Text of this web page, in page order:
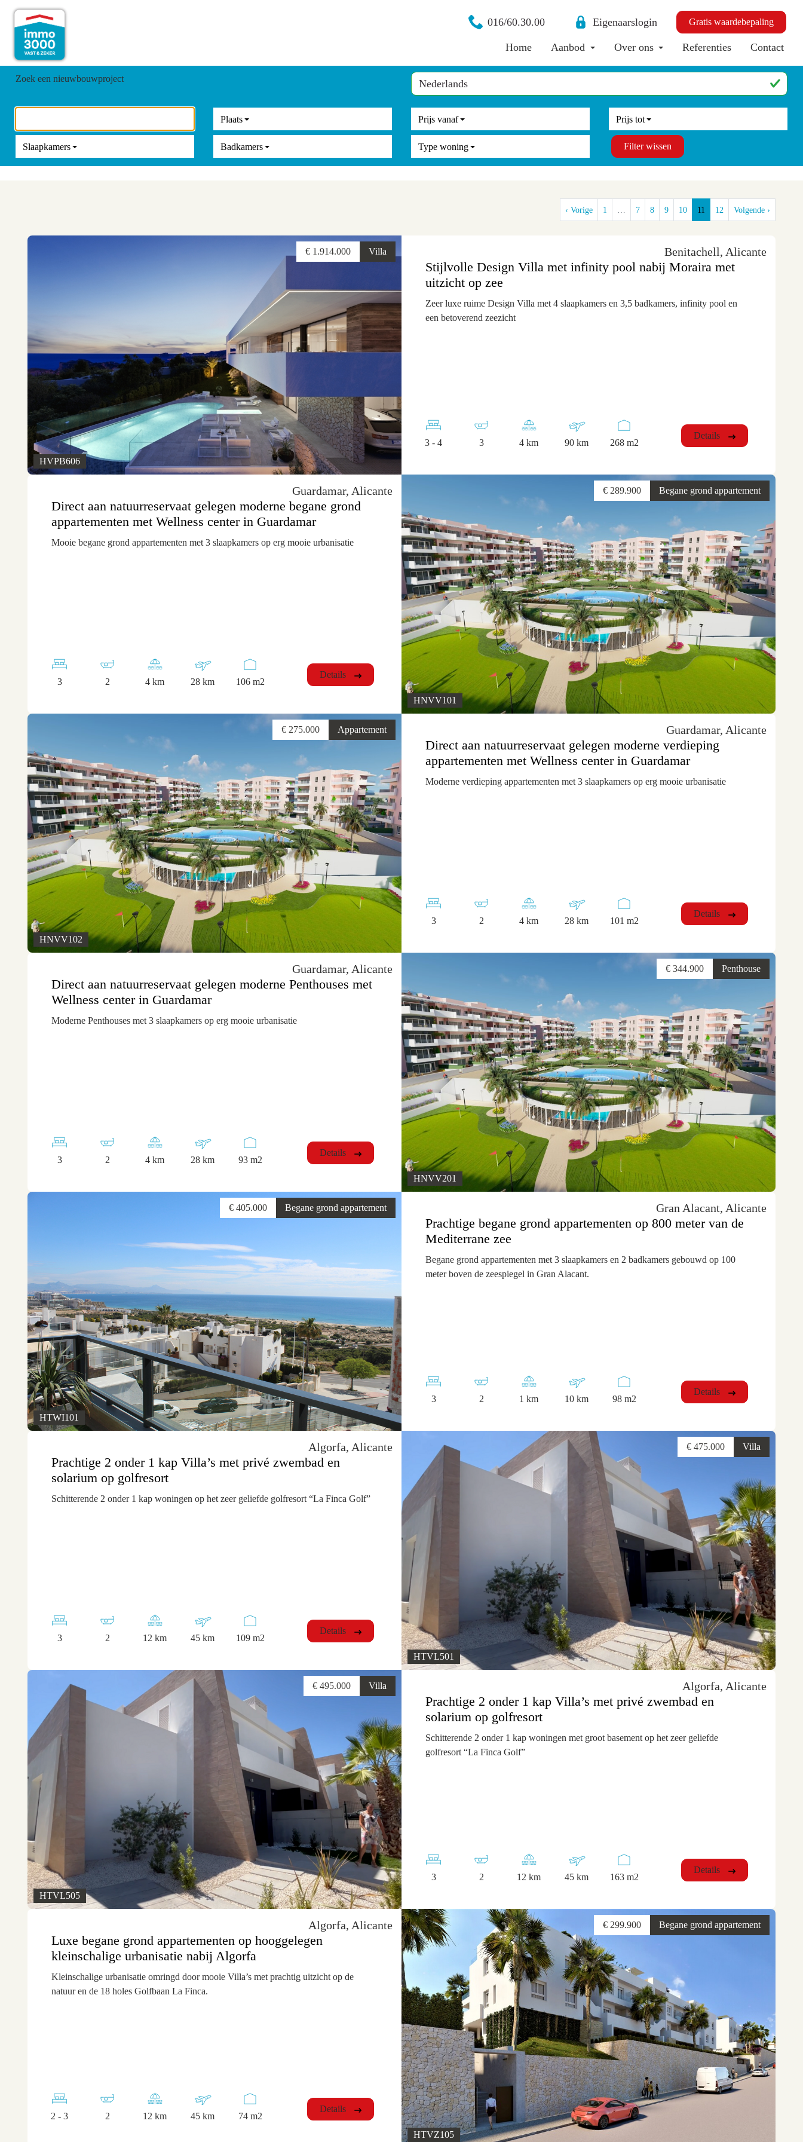
016/60.30.00 Eigenaarslogin Gratis waardebepaling
Home Aanbod Over ons Referenties Contact
Zoek een nieuwbouwproject
Slaapkamers
Plaats
Badkamers
Prijs vanaf
Type woning
Prijs tot
Filter wissen
‹ Vorige 1 … 7 8 9 10 11 12 Volgende ›
Villa
€ 1.914.000
HVPB606
Benitachell, Alicante
Stijlvolle Design Villa met infinity pool nabij Moraira met
uitzicht op zee
Zeer luxe ruime Design Villa met 4 slaapkamers en 3,5 badkamers, infinity pool en
een betoverend zeezicht
3 - 4 3 4 km 90 km 268 m2
Details
Begane grond appartement
€ 289.900
HNVV101
Guardamar, Alicante
Direct aan natuurreservaat gelegen moderne begane grond
appartementen met Wellness center in Guardamar
Mooie begane grond appartementen met 3 slaapkamers op erg mooie urbanisatie
3 2 4 km 28 km 106 m2
Details
Appartement
€ 275.000
HNVV102
Guardamar, Alicante
Direct aan natuurreservaat gelegen moderne verdieping
appartementen met Wellness center in Guardamar
Moderne verdieping appartementen met 3 slaapkamers op erg mooie urbanisatie
3 2 4 km 28 km 101 m2
Details
Penthouse
€ 344.900
HNVV201
Guardamar, Alicante
Direct aan natuurreservaat gelegen moderne Penthouses met
Wellness center in Guardamar
Moderne Penthouses met 3 slaapkamers op erg mooie urbanisatie
3 2 4 km 28 km 93 m2
Details
Begane grond appartement
€ 405.000
HTWI101
Gran Alacant, Alicante
Prachtige begane grond appartementen op 800 meter van de
Mediterrane zee
Begane grond appartementen met 3 slaapkamers en 2 badkamers gebouwd op 100
meter boven de zeespiegel in Gran Alacant.
3 2 1 km 10 km 98 m2
Details
Villa
€ 475.000
HTVL501
Algorfa, Alicante
Prachtige 2 onder 1 kap Villa’s met privé zwembad en
solarium op golfresort
Schitterende 2 onder 1 kap woningen op het zeer geliefde golfresort “La Finca Golf”
3 2 12 km 45 km 109 m2
Details
Villa
€ 495.000
HTVL505
Algorfa, Alicante
Prachtige 2 onder 1 kap Villa’s met privé zwembad en
solarium op golfresort
Schitterende 2 onder 1 kap woningen met groot basement op het zeer geliefde
golfresort “La Finca Golf”
3 2 12 km 45 km 163 m2
Details
Begane grond appartement
€ 299.900
HTVZ105
Algorfa, Alicante
Luxe begane grond appartementen op hooggelegen
kleinschalige urbanisatie nabij Algorfa
Kleinschalige urbanisatie omringd door mooie Villa’s met prachtig uitzicht op de
natuur en de 18 holes Golfbaan La Finca.
2 - 3 2 12 km 45 km 74 m2
Details